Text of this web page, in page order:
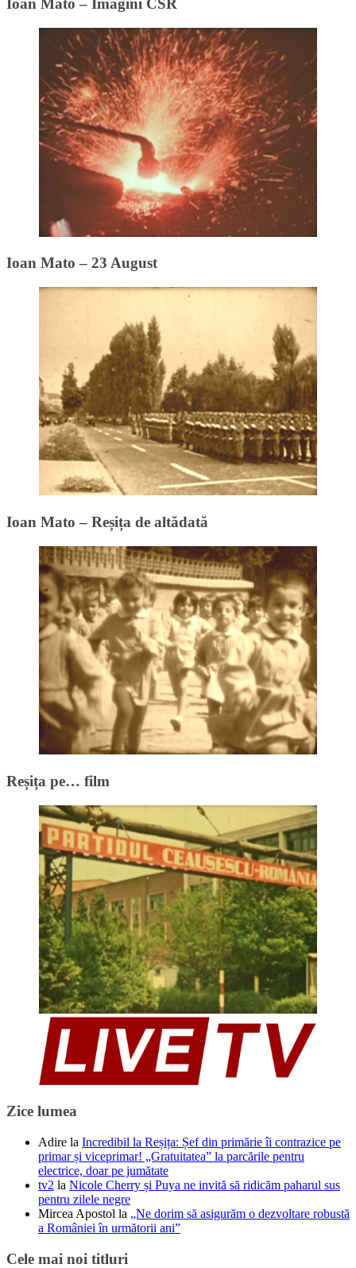
Ioan Mato – Imagini CSR
Ioan Mato – 23 August
Ioan Mato – Reșița de altădată
Reșița pe… film
Zice lumea
Adire la Incredibil la Reșița: Șef din primărie îi contrazice pe
primar și viceprimar! „Gratuitatea” la parcările pentru
electrice, doar pe jumătate
tv2 la Nicole Cherry și Puya ne invită să ridicăm paharul sus
pentru zilele negre
Mircea Apostol la „Ne dorim să asigurăm o dezvoltare robustă
a României în următorii ani”
Cele mai noi titluri